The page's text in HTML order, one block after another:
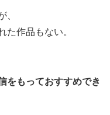
、
た作品もない。
をもっておすすめでき